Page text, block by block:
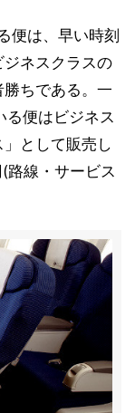
便は、早い時刻
ネスクラスの
ちである。一
便はビジネス
として販売し
線・サービス